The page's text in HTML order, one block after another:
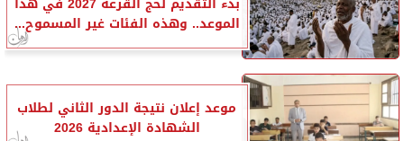
الموعد.. وهذه الفئات غير المسموح...
موعد إعلان نتيجة الدور الثاني لطلاب
الشهادة الإعدادية 2026